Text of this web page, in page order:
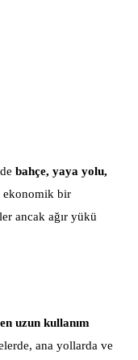
bahçe, yaya yolu,
ekonomik bir
ancak ağır yükü
en uzun kullanım
ana yollarda ve